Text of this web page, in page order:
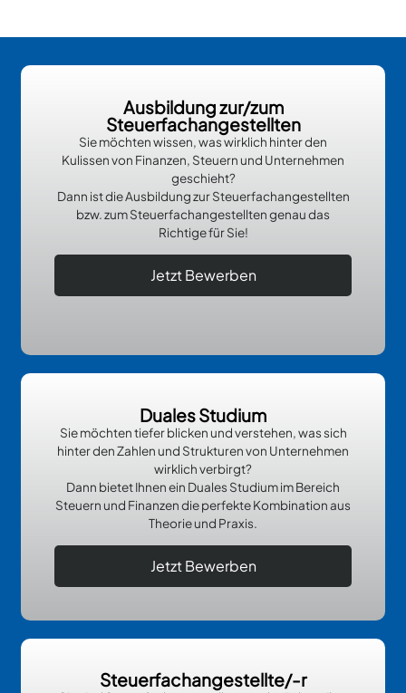
Ausbildung zur/zum
Steuerfachangestellten
Sie möchten wissen, was wirklich hinter den
Kulissen von Finanzen, Steuern und Unternehmen
geschieht?
Dann ist die Ausbildung zur Steuerfachangestellten
bzw. zum Steuerfachangestellten genau das
Richtige für Sie!
Jetzt Bewerben
Duales Studium
Sie möchten tiefer blicken und verstehen, was sich
hinter den Zahlen und Strukturen von Unternehmen
wirklich verbirgt?
Dann bietet Ihnen ein Duales Studium im Bereich
Steuern und Finanzen die perfekte Kombination aus
Theorie und Praxis.
Jetzt Bewerben
Steuerfachangestellte/-r